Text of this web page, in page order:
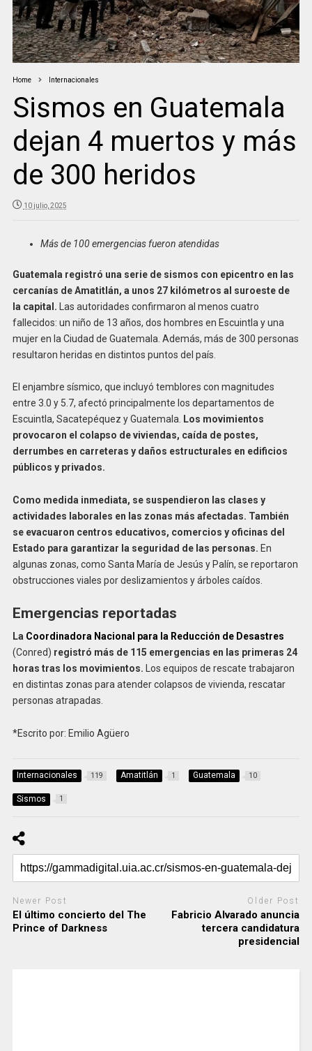
Home Internacionales
Sismos en Guatemala
dejan 4 muertos y más
de 300 heridos
10 julio, 2025
Más de 100 emergencias fueron atendidas
Guatemala registró una serie de sismos con epicentro en las
cercanías de Amatitlán, a unos 27 kilómetros al suroeste de
la capital. Las autoridades confirmaron al menos cuatro
fallecidos: un niño de 13 años, dos hombres en Escuintla y una
mujer en la Ciudad de Guatemala. Además, más de 300 personas
resultaron heridas en distintos puntos del país.
El enjambre sísmico, que incluyó temblores con magnitudes
entre 3.0 y 5.7, afectó principalmente los departamentos de
Escuintla, Sacatepéquez y Guatemala. Los movimientos
provocaron el colapso de viviendas, caída de postes,
derrumbes en carreteras y daños estructurales en edificios
públicos y privados.
Como medida inmediata, se suspendieron las clases y
actividades laborales en las zonas más afectadas. También
se evacuaron centros educativos, comercios y oficinas del
Estado para garantizar la seguridad de las personas. En
algunas zonas, como Santa María de Jesús y Palín, se reportaron
obstrucciones viales por deslizamientos y árboles caídos.
Emergencias reportadas
La Coordinadora Nacional para la Reducción de Desastres
(Conred) registró más de 115 emergencias en las primeras 24
horas tras los movimientos. Los equipos de rescate trabajaron
en distintas zonas para atender colapsos de vivienda, rescatar
personas atrapadas.
*Escrito por: Emilio Agüero
Internacionales 119 Amatitlán 1 Guatemala 10
Sismos 1
Newer Post
El último concierto del The
Prince of Darkness
Older Post
Fabricio Alvarado anuncia
tercera candidatura
presidencial